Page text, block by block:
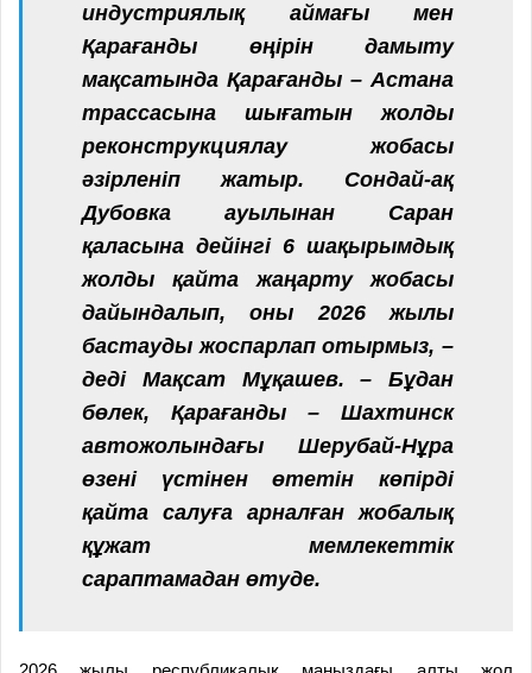
индустриялық аймағы мен
Қарағанды өңірін дамыту
мақсатында Қарағанды – Астана
трассасына шығатын жолды
реконструкциялау жобасы
әзірленіп жатыр. Сондай-ақ
Дубовка ауылынан Саран
қаласына дейінгі 6 шақырымдық
жолды қайта жаңарту жобасы
дайындалып, оны 2026 жылы
бастауды жоспарлап отырмыз, –
деді Мақсат Мұқашев. – Бұдан
бөлек, Қарағанды – Шахтинск
автожолындағы Шерубай-Нұра
өзені үстінен өтетін көпірді
қайта салуға арналған жобалық
құжат мемлекеттік
сараптамадан өтуде.